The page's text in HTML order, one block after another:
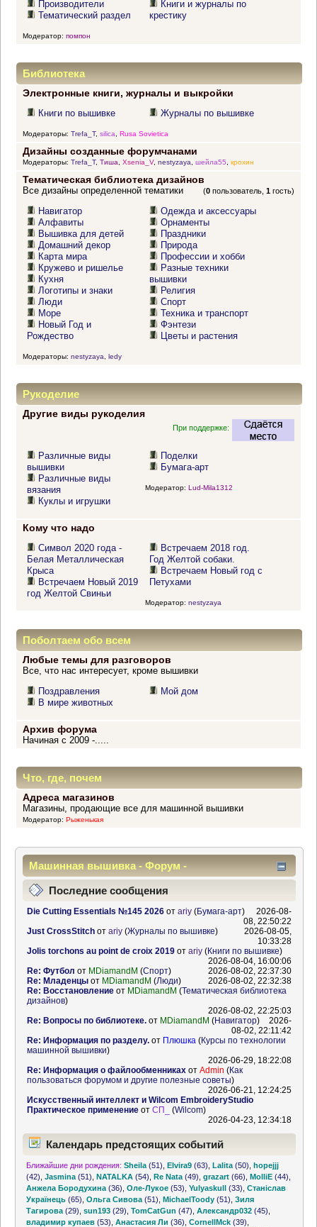
Производители
Тематический раздел
Книги и журналы по
крестику
Модератор: помпон
Библиотека
Электронные книги, журналы и выкройки
Книги по вышивке Журналы по вышивке
Модераторы: Trefa_T, silica Rusa Sovietica
Дизайны созданные форумчанами
Модераторы: Trefa_T, Тиша, Xsenia_V, nestyzaya, шейла55, крохин
Тематическая библиотека дизайнов
(0 пользователь,1 гость)
Все дизайны определенной тематики
Навигатор
Алфавиты
Вышивка для детей
Домашний декор
Карта мира
Кружево и ришелье
Кухня
Логотипы и знаки
Люди
Море
Новый Год и
Рождество
Одежда и аксессуары
Орнаменты
Праздники
Природа
Профессии и хобби
Разные техники
вышивки
Религия
Спорт
Техника и транспорт
Фэнтези
Цветы и растения
Модераторы: nestyzaya ledy
Рукоделие
Другие виды рукоделия
При поддержке:
Различные виды
вышивки
Различные виды
вязания
Куклы и игрушки
Поделки
Бумага-арт
Модератор: Lud-Mila1312
Кому что надо
Символ 2020 года -
Белая Металлическая
Крыса
Встречаем Новый 2019
год Желтой Свиньи
Встречаем 2018 год.
Год Желтой собаки.
Встречаем Новый год с
Петухами
Модератор: nestyzaya
Поболтаем обо всем
Любые темы для разговоров
Все, что нас интересует, кроме вышивки
Поздравления
В мире животных
Мой дом
Архив форума
Начиная с 2009 -.....
Что, где, почем
Адреса магазинов
Магазины, продающие все для машинной вышивки
Модератор: Рыженькая
Машинная вышивка - Форум -
Информационный центр
Последние сообщения
Die Cutting Essentials №145 2026от ariy(Бумага-арт)
2026-08-
08, 22:50:22
Just CrossStitchот ariy(Журналы по вышивке)
2026-08-05,
10:33:28
Jolis torchons au point de croix 2019от ariy(Книги по вышивке)
2026-08-04, 16:00:06
Re: Футбол от MDiamandM (Спорт)
2026-08-02, 22:37:30
Re: Младенцыот MDiamandM (Люди)
2026-08-02, 22:32:38
Re: Восстановлениеот MDiamandM (Тематическая библиотека
дизайнов)
2026-08-02, 22:25:03
Re: Вопросы по библиотеке.от MDiamandM (Навигатор)
2026-
08-02, 22:11:42
Re: Информация по разделу.от Плюшка (Курсы по технологии
машинной вышивки)
2026-06-29, 18:22:08
Re: Информация о файлообменникахот Admin (Как
пользоваться форумом и другие полезные советы)
2026-06-21, 12:24:25
Искусственный интеллект и Wilcom EmbroideryStudio
Практическое применениеот СП_ (Wilcom)
2026-04-23, 12:34:18
Календарь предстоящих событий
Ближайшие дни рождения: Sheila (51) ,Elvira9 (63) ,Lalita (50) ,hopejjj
(42) ,Jasmina (51) ,NATALKA (54) ,Re Nata (49) ,grazart (66) ,MolliE (44)
Анжела Бородухина (36) ,Оле-Лукое (53) ,Yulyaskull (33) ,Станіслав
Українець (65) ,Ольга Сивова (51) ,MichaelToody (51) ,Зиля
Тагирова (29) ,sun193 (29) ,TomCatGun (47) ,Александр032 (45)
владимир купаев (53) ,Анастасия Ли (36) ,CornellMck (39)